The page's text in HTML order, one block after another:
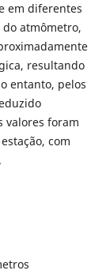
em diferentes
atmômetro,
resultando
entanto, pelos
valores foram
com